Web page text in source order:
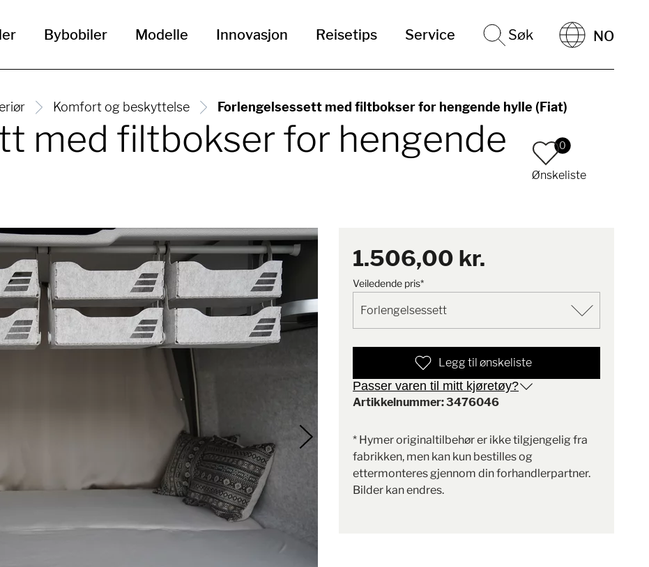
Bybobiler Modelle Innovasjon Reisetips Service Søk NO
Komfort og beskyttelse Forlengelsessett med filtbokser for hengende hylle (Fiat)
med filtbokser for hengende
0
Ønskeliste
1.506,00 kr.
Veiledende pris*
Legg til ønskeliste
Passer varen til mitt kjøretøy?
Artikkelnummer: 3476046
* Hymer originaltilbehør er ikke tilgjengelig fra
fabrikken, men kan kun bestilles og
ettermonteres gjennom din forhandlerpartner.
Bilder kan endres.